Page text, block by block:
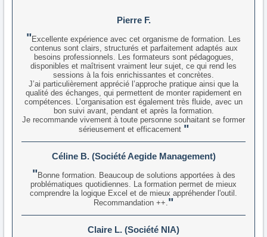
Pierre F.
Excellente expérience avec cet organisme de formation. Les
contenus sont clairs, structurés et parfaitement adaptés aux
besoins professionnels. Les formateurs sont pédagogues,
disponibles et maîtrisent vraiment leur sujet, ce qui rend les
sessions à la fois enrichissantes et concrètes.
J’ai particulièrement apprécié l’approche pratique ainsi que la
qualité des échanges, qui permettent de monter rapidement en
compétences. L’organisation est également très fluide, avec un
bon suivi avant, pendant et après la formation.
Je recommande vivement à toute personne souhaitant se former
sérieusement et efficacement
Céline B. (Société Aegide Management)
Bonne formation. Beaucoup de solutions apportées à des
problématiques quotidiennes. La formation permet de mieux
comprendre la logique Excel et de mieux appréhender l'outil.
Recommandation ++.
Claire L. (Société NIA)